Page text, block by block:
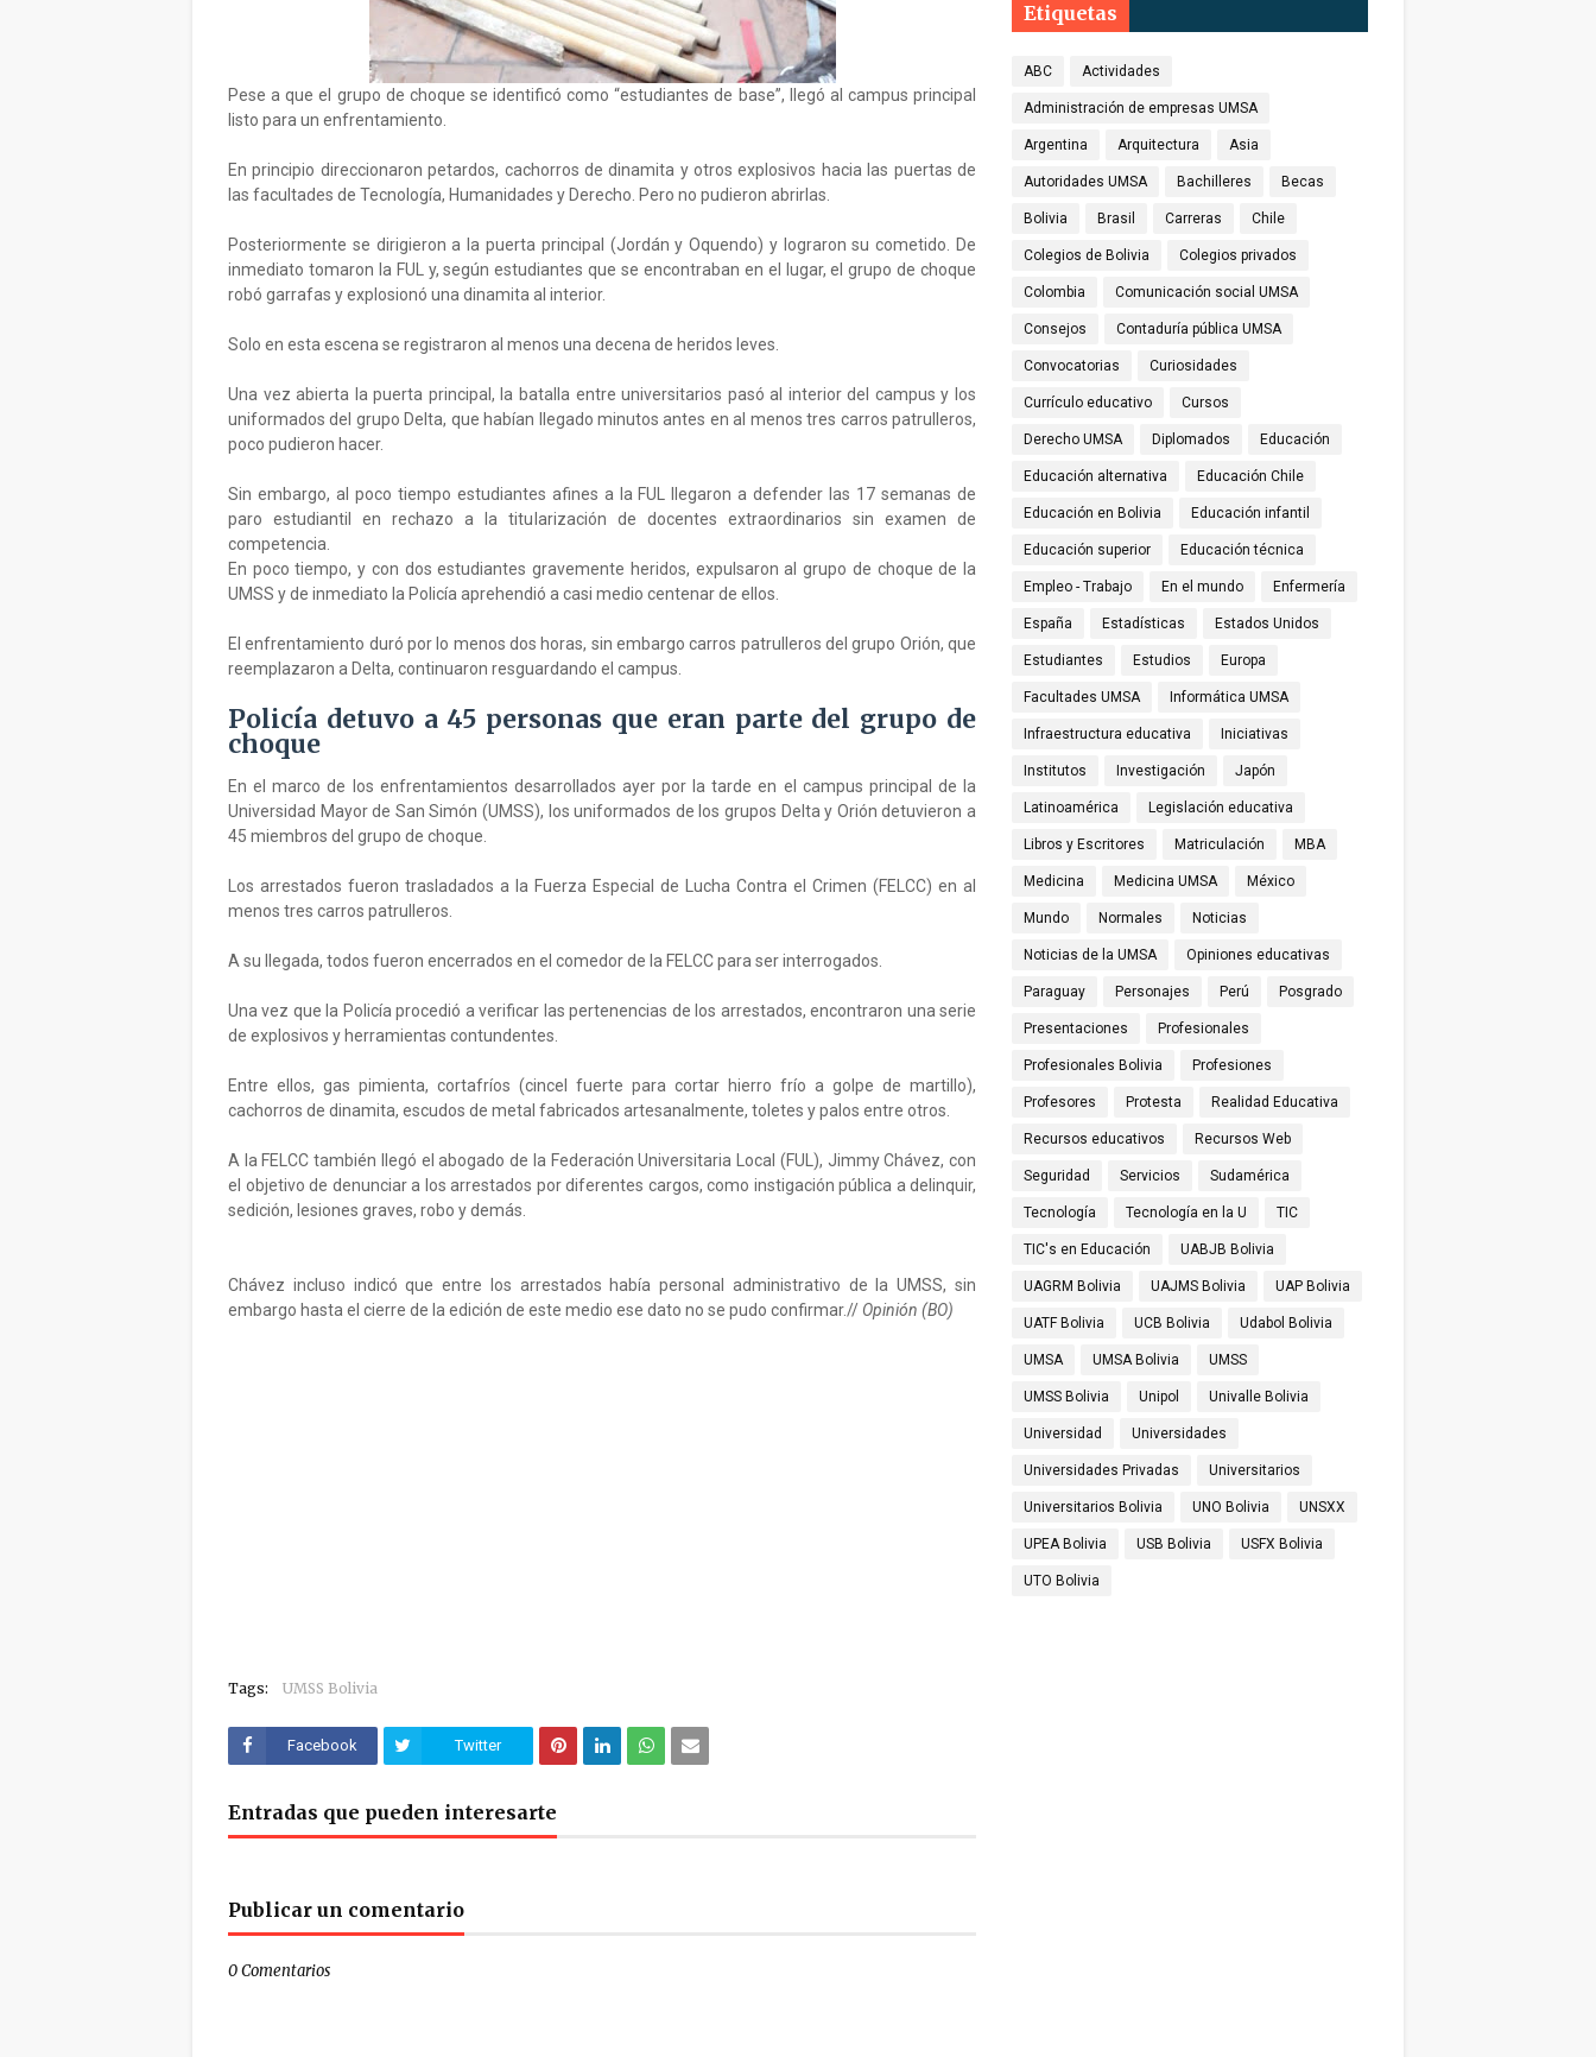
Pese a que el grupo de choque se identificó como “estudiantes de base”, llegó al campus principal
listo para un enfrentamiento.
En principio direccionaron petardos, cachorros de dinamita y otros explosivos hacia las puertas de
las facultades de Tecnología, Humanidades y Derecho. Pero no pudieron abrirlas.
Posteriormente se dirigieron a la puerta principal (Jordán y Oquendo) y lograron su cometido. De
inmediato tomaron la FUL y, según estudiantes que se encontraban en el lugar, el grupo de choque
robó garrafas y explosionó una dinamita al interior.
Solo en esta escena se registraron al menos una decena de heridos leves.
Una vez abierta la puerta principal, la batalla entre universitarios pasó al interior del campus y los
uniformados del grupo Delta, que habían llegado minutos antes en al menos tres carros patrulleros,
poco pudieron hacer.
Sin embargo, al poco tiempo estudiantes afines a la FUL llegaron a defender las 17 semanas de
paro estudiantil en rechazo a la titularización de docentes extraordinarios sin examen de
competencia.
En poco tiempo, y con dos estudiantes gravemente heridos, expulsaron al grupo de choque de la
UMSS y de inmediato la Policía aprehendió a casi medio centenar de ellos.
El enfrentamiento duró por lo menos dos horas, sin embargo carros patrulleros del grupo Orión, que
reemplazaron a Delta, continuaron resguardando el campus.
Policía detuvo a 45 personas que eran parte del grupo de
choque
En el marco de los enfrentamientos desarrollados ayer por la tarde en el campus principal de la
Universidad Mayor de San Simón (UMSS), los uniformados de los grupos Delta y Orión detuvieron a
45 miembros del grupo de choque.
Los arrestados fueron trasladados a la Fuerza Especial de Lucha Contra el Crimen (FELCC) en al
menos tres carros patrulleros.
A su llegada, todos fueron encerrados en el comedor de la FELCC para ser interrogados.
Una vez que la Policía procedió a verificar las pertenencias de los arrestados, encontraron una serie
de explosivos y herramientas contundentes.
Entre ellos, gas pimienta, cortafríos (cincel fuerte para cortar hierro frío a golpe de martillo),
cachorros de dinamita, escudos de metal fabricados artesanalmente, toletes y palos entre otros.
A la FELCC también llegó el abogado de la Federación Universitaria Local (FUL), Jimmy Chávez, con
el objetivo de denunciar a los arrestados por diferentes cargos, como instigación pública a delinquir,
sedición, lesiones graves, robo y demás.
Chávez incluso indicó que entre los arrestados había personal administrativo de la UMSS, sin
embargo hasta el cierre de la edición de este medio ese dato no se pudo confirmar.// Opinión (BO)
Tags: UMSS Bolivia
Facebook Twitter
Entradas que pueden interesarte
Publicar un comentario
0 Comentarios
Etiquetas
ABC Actividades
Administración de empresas UMSA
Argentina Arquitectura Asia
Autoridades UMSA Bachilleres Becas
Bolivia Brasil Carreras Chile
Colegios de Bolivia Colegios privados
Colombia Comunicación social UMSA
Consejos Contaduría pública UMSA
Convocatorias Curiosidades
Currículo educativo Cursos
Derecho UMSA Diplomados Educación
Educación alternativa Educación Chile
Educación en Bolivia Educación infantil
Educación superior Educación técnica
Empleo - Trabajo En el mundo Enfermería
España Estadísticas Estados Unidos
Estudiantes Estudios Europa
Facultades UMSA Informática UMSA
Infraestructura educativa Iniciativas
Institutos Investigación Japón
Latinoamérica Legislación educativa
Libros y Escritores Matriculación MBA
Medicina Medicina UMSA México
Mundo Normales Noticias
Noticias de la UMSA Opiniones educativas
Paraguay Personajes Perú Posgrado
Presentaciones Profesionales
Profesionales Bolivia Profesiones
Profesores Protesta Realidad Educativa
Recursos educativos Recursos Web
Seguridad Servicios Sudamérica
Tecnología Tecnología en la U TIC
TIC's en Educación UABJB Bolivia
UAGRM Bolivia UAJMS Bolivia UAP Bolivia
UATF Bolivia UCB Bolivia Udabol Bolivia
UMSA UMSA Bolivia UMSS
UMSS Bolivia Unipol Univalle Bolivia
Universidad Universidades
Universidades Privadas Universitarios
Universitarios Bolivia UNO Bolivia UNSXX
UPEA Bolivia USB Bolivia USFX Bolivia
UTO Bolivia